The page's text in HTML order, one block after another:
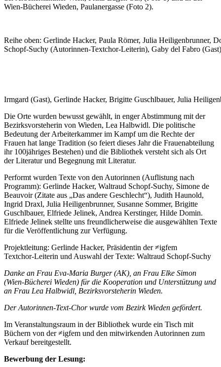
Wien-Bücherei Wieden, Paulanergasse (Foto 2).
Reihe oben: Gerlinde Hacker, Paula Römer, Julia Heiligenbrunner,
Schopf-Suchy (Autorinnen-Textchor-Leiterin), Gaby del Fabro
Irmgard (Gast), Gerlinde Hacker, Brigitte Guschlbauer, Julia
Die Orte wurden bewusst gewählt, in enger Abstimmung mit der
Bezirksvorsteherin von Wieden, Lea Halbwidl. Die politische
Bedeutung der Arbeiterkammer im Kampf um die Rechte der
Frauen hat lange Tradition (so feiert dieses Jahr die Frauenabteilung
ihr 100jähriges Bestehen) und die Bibliothek versteht sich als Ort
der Literatur und Begegnung mit Literatur.
Performt wurden Texte von den Autorinnen (Auflistung nach
Programm): Gerlinde Hacker, Waltraud Schopf-Suchy, Simone de
Beauvoir (Zitate aus „Das andere Geschlecht“), Judith Haunold,
Ingrid Draxl, Julia Heiligenbrunner, Susanne Sommer, Brigitte
Guschlbauer, Elfriede Jelinek, Andrea Kerstinger, Hilde Domin.
Elfriede Jelinek stellte uns freundlicherweise die ausgewählten Texte
für die Veröffentlichung zur Verfügung.
Projektleitung: Gerlinde Hacker, Präsidentin der ≠igfem
Textchor-Leiterin und Auswahl der Texte: Waltraud Schopf-Suchy
Danke an Frau Eva-Maria Burger (AK), an Frau Elke Simon
(Wien-Bücherei Wieden) für die Kooperation und Unterstützung und
an Frau Lea Halbwidl, Bezirksvorsteherin Wieden.
Der Autorinnen-Text-Chor wurde vom Bezirk Wieden gefördert.
Im Veranstaltungsraum in der Bibliothek wurde ein Tisch mit
Büchern von der ≠igfem und den mitwirkenden Autorinnen zum
Verkauf bereitgestellt.
Bewerbung der Lesung: